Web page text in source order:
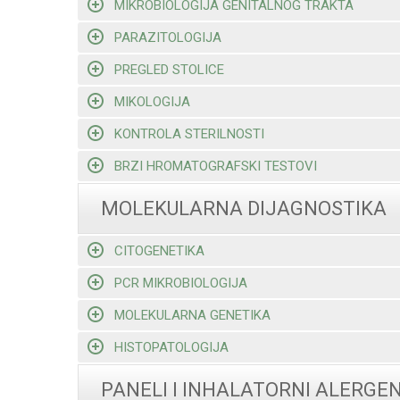
MIKROBIOLOGIJA GENITALNOG TRAKTA
PARAZITOLOGIJA
PREGLED STOLICE
MIKOLOGIJA
KONTROLA STERILNOSTI
BRZI HROMATOGRAFSKI TESTOVI
MOLEKULARNA DIJAGNOSTIKA
CITOGENETIKA
PCR MIKROBIOLOGIJA
MOLEKULARNA GENETIKA
HISTOPATOLOGIJA
PANELI I INHALATORNI